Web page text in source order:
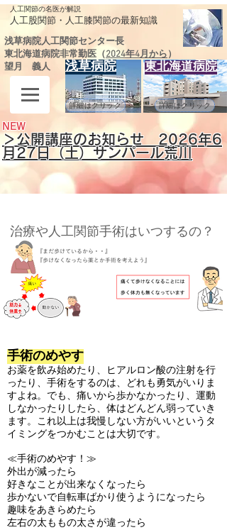
人工関節の名医が解説
​人工股関節・人工膝関節の最新知識
浅草病院人工関節センター長
東北海道病院非常勤医（2024年4月から）
望月 義人浅草病院 東北海道病院
詳細はクリック 詳細はクリック
NEW
＞公開講座のお知らせ 2026年6
月27日（土）サンパール荒川
治療や人工関節手術はいつするの？
​手術のめやす
お薬を飲み始めたり、ヒアルロン酸の注射を行
ったり、手術をするのは、どれも勇気がいりま
すよね。でも、痛いから歩かなかったり、運動
しなかったりしたら、体はどんどん弱っていき
ます。これ以上は我慢しない方がいいというタ
イミングをつかむことは大切です。
≪手術のめやす！≫
外出が減ったら
好きなことが出来なくなったら
歩かないで自転車ばかり使うようになったら
趣味をあきらめたら
左右の太ももの太さが違ったら